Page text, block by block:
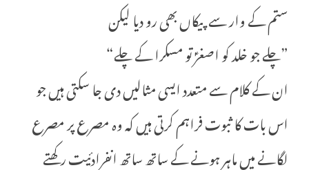
ستم کے وار سے پیکاں بھی رو دیا لیکن
”چلے جو خلد کو اصغرؑ تو مسکرا کے چلے“
ان کے کلام سے متعدد ایسی مثالیں دی جا سکتی ہیں جو
اس بات کا ثبوت فراہم کرتی ہیں کہ وہ مصرع پر مصرع
لگانے میں ماہر ہونے کے ساتھ ساتھ انفرادئیت رکھتے